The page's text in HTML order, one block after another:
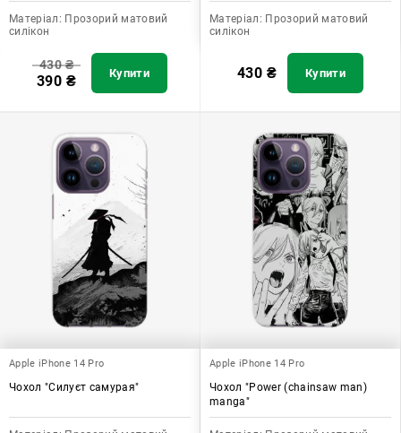
Матеріал: Прозорий матовий
силікон
430₴
390 ₴ Купити
Матеріал: Прозорий матовий
силікон
430 ₴ Купити
Apple iPhone 14 Pro
Чохол "Силуєт самурая"
Apple iPhone 14 Pro
Чохол "Power (chainsaw man)
manga"